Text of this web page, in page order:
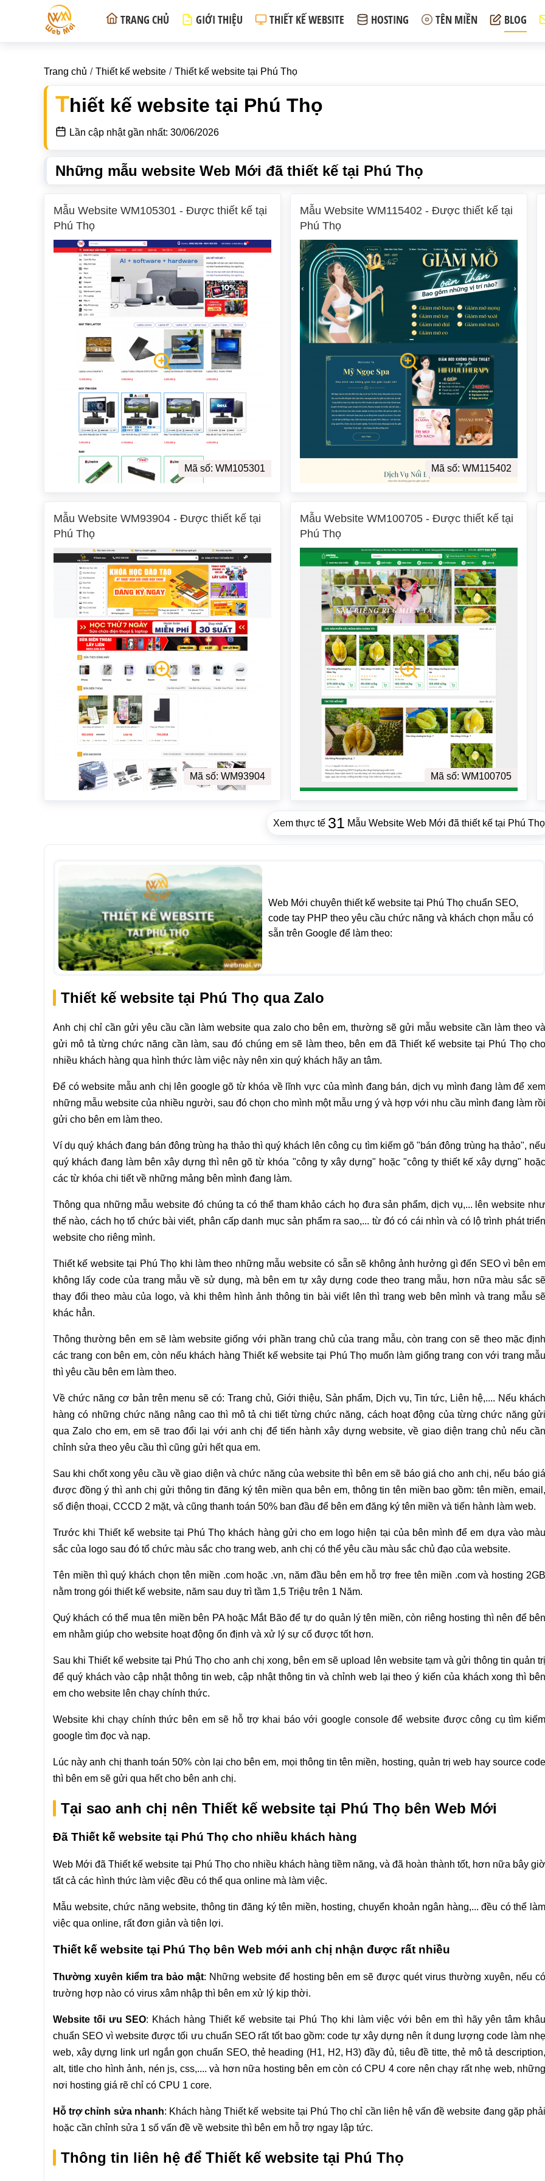
TRANG CHỦ GIỚI THIỆU THIẾT KẾ WEBSITE HOSTING TÊN MIỀN BLOG
Trang chủ Thiết kế website Thiết kế website tại Phú Thọ
Thiết kế website tại Phú Thọ
Lần cập nhật gần nhất: 30/06/2026
Những mẫu website Web Mới đã thiết kế tại Phú Thọ
Mẫu Website WM105301 - Được thiết kế tại
Phú Thọ
Mã số: WM105301
Mẫu Website WM115402 - Được thiết kế tại
Phú Thọ
Mã số: WM115402
Mẫu Website WM93904 - Được thiết kế tại
Phú Thọ
Mã số: WM93904
Mẫu Website WM100705 - Được thiết kế tại
Phú Thọ
Mã số: WM100705
Xem thực tế 31 Mẫu Website Web Mới đã thiết kế tại Phú Thọ
Web Mới chuyên thiết kế website tại Phú Thọ chuẩn SEO,
code tay PHP theo yêu cầu chức năng và khách chọn mẫu có
sẵn trên Google để làm theo:
Thiết kế website tại Phú Thọ qua Zalo
Anh chị chỉ cần gửi yêu cầu cần làm website qua zalo cho bên em, thường sẽ gửi mẫu website cần làm theo và
gửi mô tả từng chức năng cần làm, sau đó chúng em sẽ làm theo, bên em đã Thiết kế website tại Phú Thọ cho
nhiều khách hàng qua hình thức làm việc này nên xin quý khách hãy an tâm.
Để có website mẫu anh chị lên google gõ từ khóa về lĩnh vực của mình đang bán, dịch vụ mình đang làm để xem
những mẫu website của nhiều người, sau đó chọn cho mình một mẫu ưng ý và hợp với nhu cầu mình đang làm rồi
gửi cho bên em làm theo.
Ví dụ quý khách đang bán đông trùng hạ thảo thì quý khách lên công cụ tìm kiếm gõ "bán đông trùng hạ thảo", nếu
quý khách đang làm bên xây dựng thì nên gõ từ khóa "công ty xây dựng" hoặc "công ty thiết kế xây dựng" hoặc
các từ khóa chi tiết về những mảng bên mình đang làm.
Thông qua những mẫu website đó chúng ta có thể tham khảo cách họ đưa sản phẩm, dịch vụ,... lên website như
thế nào, cách họ tổ chức bài viết, phân cấp danh mục sản phẩm ra sao,... từ đó có cái nhìn và có lộ trình phát triển
website cho riêng mình.
Thiết kế website tại Phú Thọ khi làm theo những mẫu website có sẵn sẽ không ảnh hưởng gì đến SEO vì bên em
không lấy code của trang mẫu về sử dụng, mà bên em tự xây dựng code theo trang mẫu, hơn nữa màu sắc sẽ
thay đổi theo màu của logo, và khi thêm hình ảnh thông tin bài viết lên thì trang web bên mình và trang mẫu sẽ
khác hẳn.
Thông thường bên em sẽ làm website giống với phần trang chủ của trang mẫu, còn trang con sẽ theo mặc định
các trang con bên em, còn nếu khách hàng Thiết kế website tại Phú Thọ muốn làm giống trang con với trang mẫu
thì yêu cầu bên em làm theo.
Về chức năng cơ bản trên menu sẽ có: Trang chủ, Giới thiệu, Sản phẩm, Dịch vụ, Tin tức, Liên hệ,.... Nếu khách
hàng có những chức năng nâng cao thì mô tả chi tiết từng chức năng, cách hoạt động của từng chức năng gửi
qua Zalo cho em, em sẽ trao đổi lại với anh chị để tiến hành xây dựng website, về giao diện trang chủ nếu cần
chỉnh sửa theo yêu cầu thì cũng gửi hết qua em.
Sau khi chốt xong yêu cầu về giao diện và chức năng của website thì bên em sẽ báo giá cho anh chị, nếu báo giá
được đồng ý thì anh chị gửi thông tin đăng ký tên miền qua bên em, thông tin tên miền bao gồm: tên miền, email,
số điện thoại, CCCD 2 mặt, và cũng thanh toán 50% ban đầu để bên em đăng ký tên miền và tiến hành làm web.
Trước khi Thiết kế website tại Phú Thọ khách hàng gửi cho em logo hiện tại của bên mình để em dựa vào màu
sắc của logo sau đó tổ chức màu sắc cho trang web, anh chị có thể yêu cầu màu sắc chủ đạo của website.
Tên miền thì quý khách chọn tên miền .com hoặc .vn, năm đầu bên em hỗ trợ free tên miền .com và hosting 2GB
nằm trong gói thiết kế website, năm sau duy trì tầm 1,5 Triệu trên 1 Năm.
Quý khách có thể mua tên miền bên PA hoặc Mắt Bão để tự do quản lý tên miền, còn riêng hosting thì nên để bên
em nhằm giúp cho website hoạt động ổn định và xử lý sự cố được tốt hơn.
Sau khi Thiết kế website tại Phú Thọ cho anh chị xong, bên em sẽ upload lên website tạm và gửi thông tin quản trị
để quý khách vào cập nhật thông tin web, cập nhật thông tin và chỉnh web lại theo ý kiến của khách xong thì bên
em cho website lên chạy chính thức.
Website khi chạy chính thức bên em sẽ hỗ trợ khai báo với google console để website được công cụ tìm kiếm
google tìm đọc và nạp.
Lúc này anh chị thanh toán 50% còn lại cho bên em, mọi thông tin tên miền, hosting, quản trị web hay source code
thì bên em sẽ gửi qua hết cho bên anh chị.
Tại sao anh chị nên Thiết kế website tại Phú Thọ bên Web Mới
Đã Thiết kế website tại Phú Thọ cho nhiều khách hàng
Web Mới đã Thiết kế website tại Phú Thọ cho nhiều khách hàng tiềm năng, và đã hoàn thành tốt, hơn nữa bây giờ
tất cả các hình thức làm việc đều có thể qua online mà làm việc.
Mẫu website, chức năng website, thông tin đăng ký tên miền, hosting, chuyển khoản ngân hàng,... đều có thể làm
việc qua online, rất đơn giản và tiện lợi.
Thiết kế website tại Phú Thọ bên Web mới anh chị nhận được rất nhiều
Thường xuyên kiểm tra bảo mật: Những website để hosting bên em sẽ được quét virus thường xuyên, nếu có
trường hợp nào có virus xâm nhập thì bên em xử lý kịp thời.
Website tối ưu SEO: Khách hàng Thiết kế website tại Phú Thọ khi làm việc với bên em thì hãy yên tâm khâu
chuẩn SEO vì website được tối ưu chuẩn SEO rất tốt bao gồm: code tự xây dựng nên ít dung lượng code làm nhẹ
web, xây dựng link url ngắn gọn chuẩn SEO, thẻ heading (H1, H2, H3) đầy đủ, tiêu đề titte, thẻ mô tả description,
alt, title cho hình ảnh, nén js, css,.... và hơn nữa hosting bên em còn có CPU 4 core nên chạy rất nhẹ web, những
nơi hosting giá rẽ chỉ có CPU 1 core.
Hỗ trợ chỉnh sửa nhanh: Khách hàng Thiết kế website tại Phú Thọ chỉ cần liên hệ vấn đề website đang gặp phải
hoặc cần chỉnh sửa 1 số vấn đề về website thì bên em hỗ trợ ngay lập tức.
Thông tin liên hệ để Thiết kế website tại Phú Thọ